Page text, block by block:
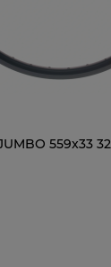
559x33
93- 116 ogniw